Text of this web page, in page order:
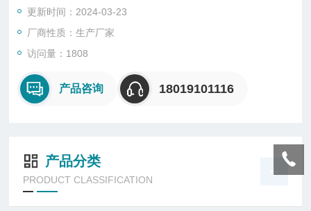
更新时间：2024-03-23
厂商性质：生产厂家
访问量：1808
产品咨询 18019101116
产品分类
PRODUCT CLASSIFICATION